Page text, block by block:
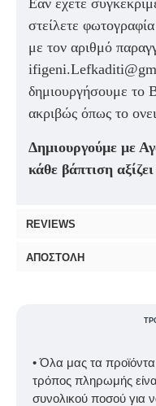
Εάν έχετε
στείλετε
με τον αριθμό
δημιουργήσουμε
ακριβώς όπως το
Δημιουργούμε με
κάθε βάπτιση
REVIEWS
ΑΠΟΣΤΟΛΉ
• Όλα μας τα προϊόντα
τρόπος πληρωμής
συνολικού ποσού για